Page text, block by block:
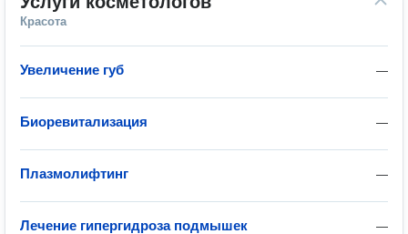
Красота
—
Увеличение губ
—
Биоревитализация
—
Плазмолифтинг
—
Лечение гипергидроза подмышек